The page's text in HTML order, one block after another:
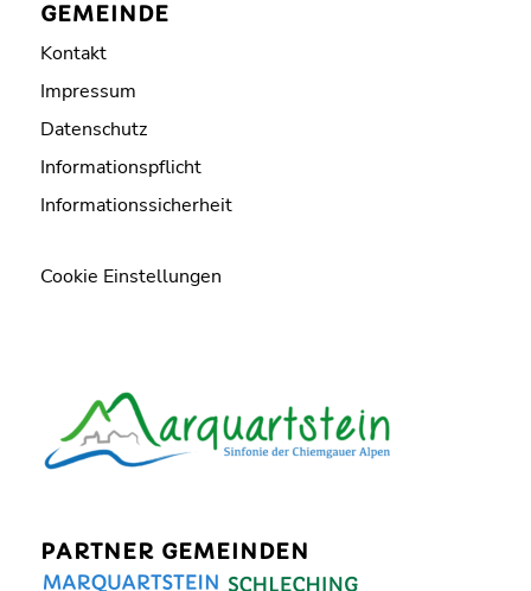
GEMEINDE
Kontakt
Impressum
Datenschutz
Informationspflicht
Informationssicherheit
Cookie Einstellungen
PARTNER GEMEINDEN